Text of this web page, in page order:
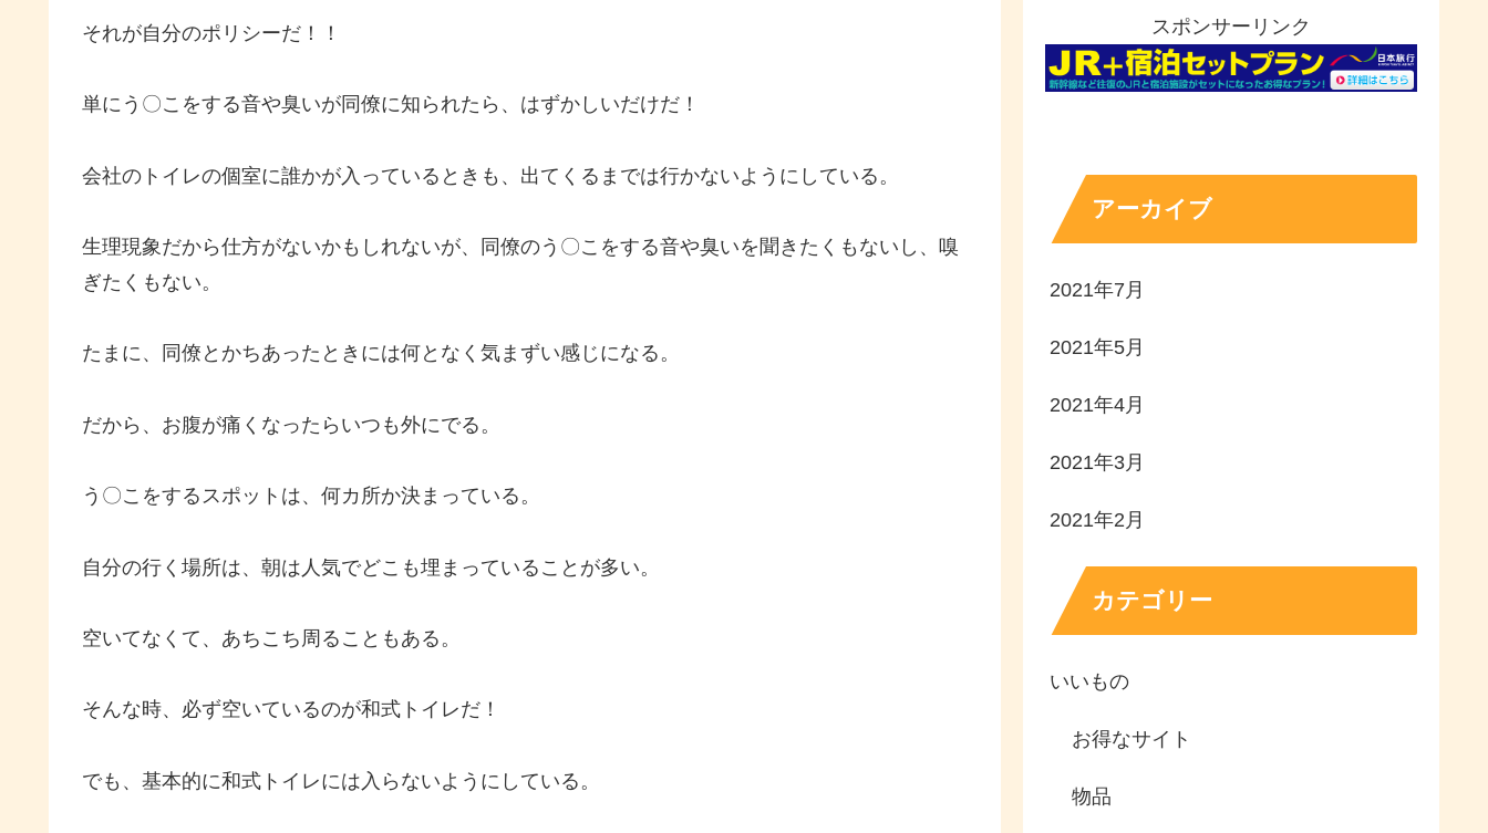
それが自分のポリシーだ！！
単にう〇こをする音や臭いが同僚に知られたら、はずかしいだけだ！
会社のトイレの個室に誰かが入っているときも、出てくるまでは行かないようにしている。
生理現象だから仕方がないかもしれないが、同僚のう〇こをする音や臭いを聞きたくもないし、嗅
ぎたくもない。
たまに、同僚とかちあったときには何となく気まずい感じになる。
だから、お腹が痛くなったらいつも外にでる。
う〇こをするスポットは、何カ所か決まっている。
自分の行く場所は、朝は人気でどこも埋まっていることが多い。
空いてなくて、あちこち周ることもある。
そんな時、必ず空いているのが和式トイレだ！
でも、基本的に和式トイレには入らないようにしている。
スポンサーリンク
アーカイブ
2021年7月
2021年5月
2021年4月
2021年3月
2021年2月
カテゴリー
いいもの
お得なサイト
物品